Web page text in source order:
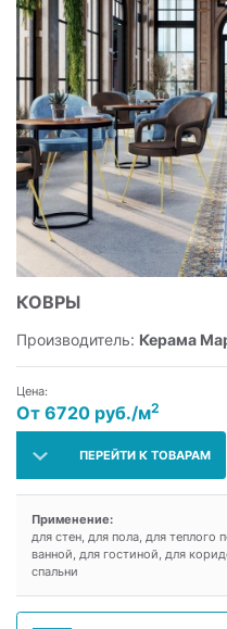
КОВРЫ
Производитель: Керама
Цена:
От 6720 руб./м2
ПЕРЕЙТИ К ТОВАРАМ
Применение:
для стен, для пола, для теплого
ванной, для гостиной, для
спальни